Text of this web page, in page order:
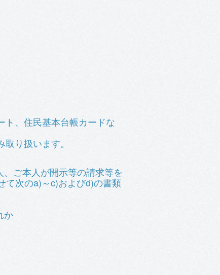
ト、住民基本台帳カードな
り扱います。
ご本人が開示等の請求等を
て次のa)～c)およびd)の書類
か